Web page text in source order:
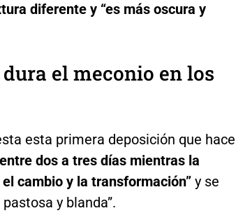
diferente y “es más oscura y
el meconio en los
esta primera deposición que
dos a tres días mientras la
cambio y la transformación”y se
y blanda”.